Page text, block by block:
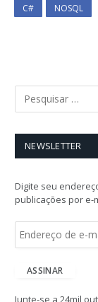
C# NOSQL
NEWSLETTER
Digite seu
publicações por e-
e
ASSINAR
Junte-se a 24mil